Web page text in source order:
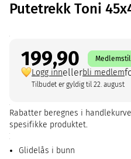
Putetrekk Toni
199,90
Logg innellerbli medlem
Tilbudet er gyldig til 22. august
Rabatter beregnes i
spesifikke produktet.
Glidelås i bunn